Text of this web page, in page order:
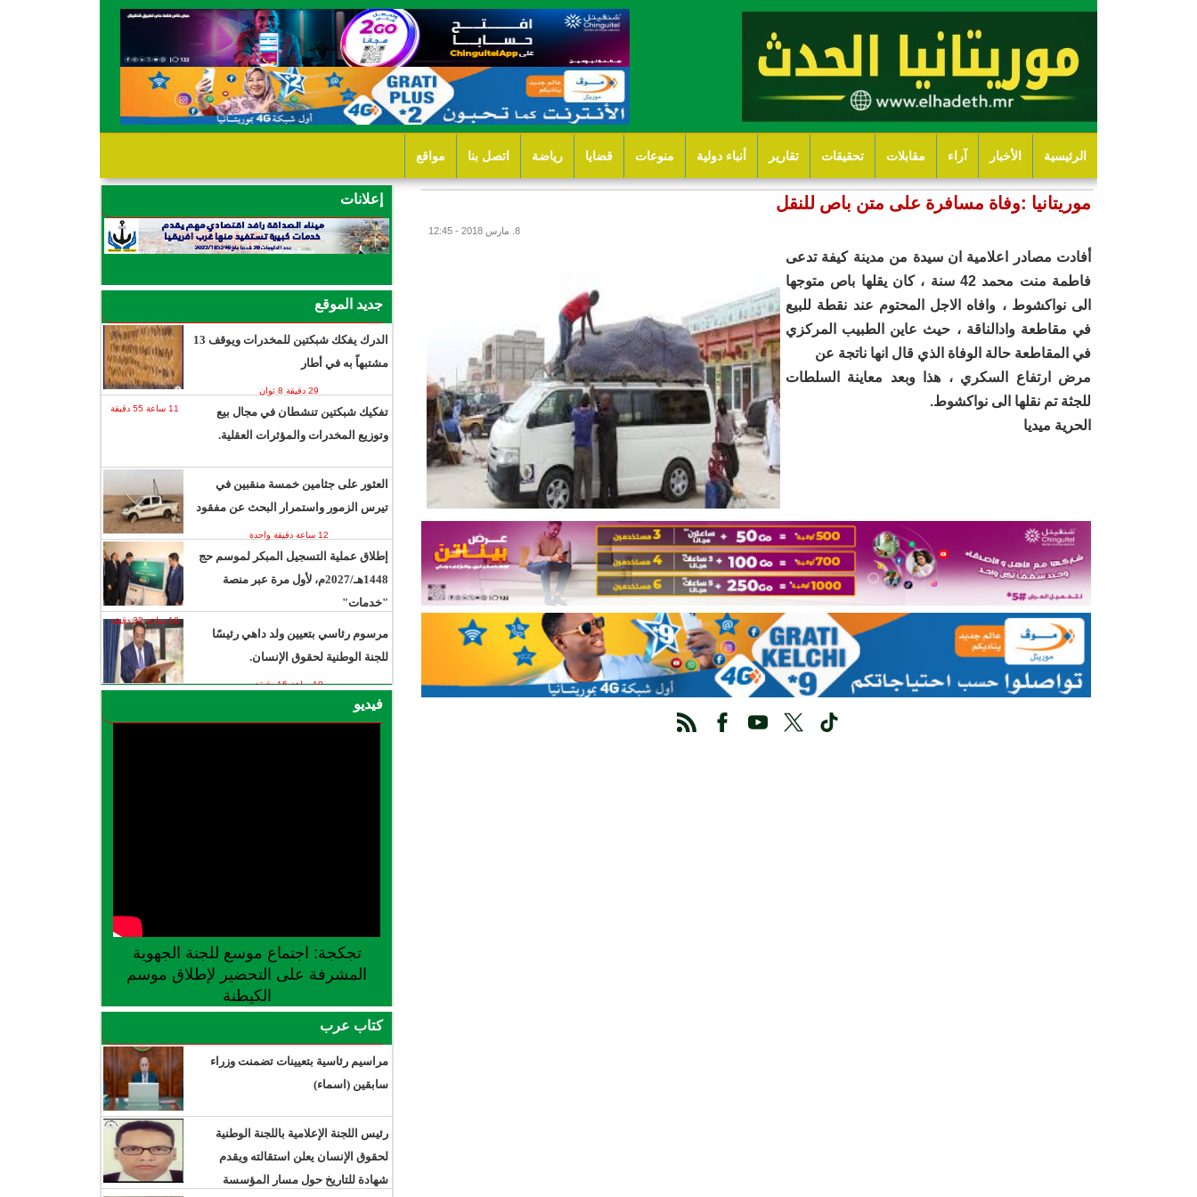
الرئيسية الأخبار آراء مقابلات تحقيقات تقارير أنباء دولية منوعات قضايا رياضة اتصل بنا مواقع
موريتانيا :وفاة مسافرة على متن باص للنقل
8. مارس 2018 - 12:45
أفادت مصادر اعلامية ان سيدة من مدينة كيفة تدعى
فاطمة منت محمد 42 سنة ، كان يقلها باص متوجها
الى نواكشوط ، وافاه الاجل المحتوم عند نقطة للبيع
في مقاطعة وادالناقة ، حيث عاين الطبيب المركزي
في المقاطعة حالة الوفاة الذي قال انها ناتجة عن
مرض ارتفاع السكري ، هذا وبعد معاينة السلطات
للجثة تم نقلها الى نواكشوط.
الحرية ميديا
إعلانات
جديد الموقع
الدرك يفكك شبكتين للمخدرات ويوقف 13
مشتبهاً به في أطار
29 دقيقة 8 ثوان
تفكيك شبكتين تنشطان في مجال بيع
وتوزيع المخدرات والمؤثرات العقلية.
11 ساعة 55 دقيقة
العثور على جثامين خمسة منقبين في
تيرس الزمور واستمرار البحث عن مفقود
12 ساعة دقيقة واحدة
إطلاق عملية التسجيل المبكر لموسم حج
1448هـ/2027م، لأول مرة عبر منصة
"خدمات"
18 ساعة 32 دقيقة
مرسوم رئاسي بتعيين ولد داهي رئيسًا
للجنة الوطنية لحقوق الإنسان.
19 ساعة 15 دقيقة
فيديو
تجكجة: اجتماع موسع للجنة الجهوية
المشرفة على التحضير لإطلاق موسم
الكيطنة
كتاب عرب
مراسيم رئاسية بتعيينات تضمنت وزراء
سابقين (اسماء)
رئيس اللجنة الإعلامية باللجنة الوطنية
لحقوق الإنسان يعلن استقالته ويقدم
شهادة للتاريخ حول مسار المؤسسة